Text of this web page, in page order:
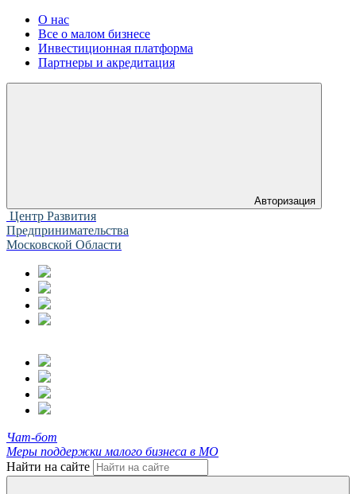
О нас
Все о малом бизнесе
Инвестиционная платформа
Партнеры и акредитация
Авторизация
Центр Развития
Предпринимательства
Московской Области
Чат-бот
Меры поддержки малого бизнеса в МО
Найти на сайте